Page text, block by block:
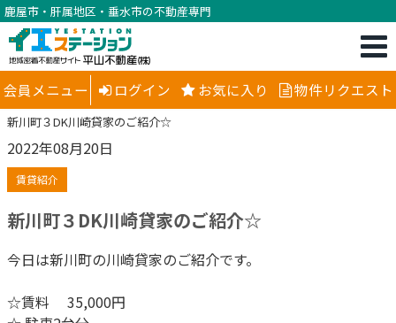
鹿屋市・肝属地区・垂水市の不動産専門
会員メニュー ログイン お気に入り 物件リクエスト
新川町３DK川崎貸家のご紹介☆
2022年08月20日
賃貸紹介
新川町３DK川崎貸家のご紹介☆
今日は新川町の川崎貸家のご紹介です。
☆賃料 35,000円